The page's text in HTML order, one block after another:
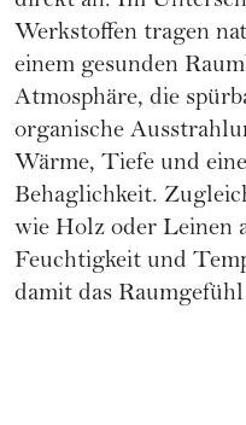
Werkstoffen tragen
einem gesunden
Atmosphäre, die
organische
Wärme, Tiefe und
Behaglichkeit.
wie Holz oder Leinen
Feuchtigkeit und
damit das